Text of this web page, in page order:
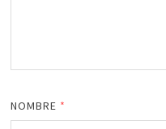
NOMBRE *